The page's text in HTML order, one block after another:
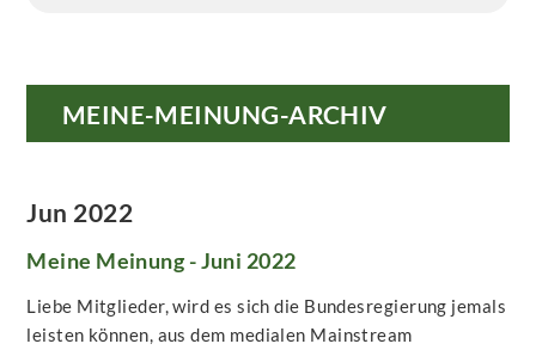
MEINE-MEINUNG-ARCHIV
Jun 2022
Meine Meinung - Juni 2022
Liebe Mitglieder, wird es sich die Bundesregierung jemals
leisten können, aus dem medialen Mainstream